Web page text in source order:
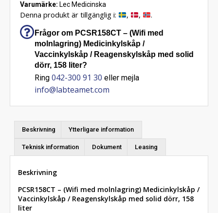
Varumärke: Lec Medicinska
Denna produkt är tillgänglig i: , , .
Frågor om PCSR158CT – (Wifi med
molnlagring) Medicinkylskåp /
Vaccinkylskåp / Reagenskylskåp med solid
dörr, 158 liter?
Ring 042-300 91 30 eller mejla
info@labteamet.com
Beskrivning Ytterligare information
Teknisk information Dokument Leasing
Beskrivning
PCSR158CT – (Wifi med molnlagring) Medicinkylskåp /
Vaccinkylskåp / Reagenskylskåp med solid dörr, 158
liter